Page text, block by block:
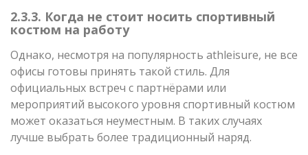
2.3.3. Когда не стоит носить спортивный
костюм на работу
Однако, несмотря на популярность athleisure, не все
офисы готовы принять такой стиль. Для
официальных встреч с партнёрами или
мероприятий высокого уровня спортивный костюм
может оказаться неуместным. В таких случаях
лучше выбрать более традиционный наряд.